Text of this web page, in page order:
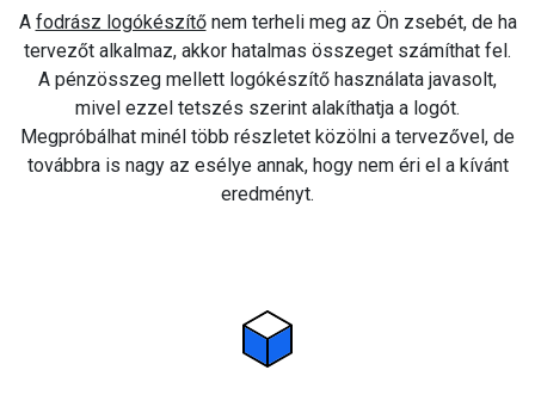
A fodrász logókészítőnem terheli meg az Ön zsebét, de ha
tervezőt alkalmaz, akkor hatalmas összeget számíthat fel.
A pénzösszeg mellett logókészítő használata javasolt,
mivel ezzel tetszés szerint alakíthatja a logót.
Megpróbálhat minél több részletet közölni a tervezővel, de
továbbra is nagy az esélye annak, hogy nem éri el a kívánt
eredményt.